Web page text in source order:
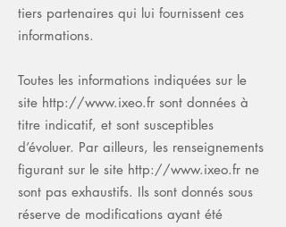
tiers partenaires qui lui fournissent ces
informations.
Toutes les informations indiquées sur le
site http://www.ixeo.fr sont données à
titre indicatif, et sont susceptibles
d’évoluer. Par ailleurs, les renseignements
figurant sur le site http://www.ixeo.fr ne
sont pas exhaustifs. Ils sont donnés sous
réserve de modifications ayant été